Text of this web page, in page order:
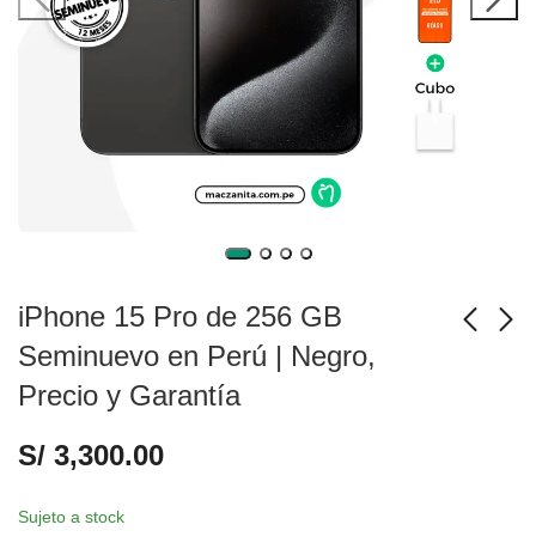
iPhone 15 Pro de 256 GB
Seminuevo en Perú | Negro,
Precio y Garantía
S/ 3,300.00
Sujeto a stock